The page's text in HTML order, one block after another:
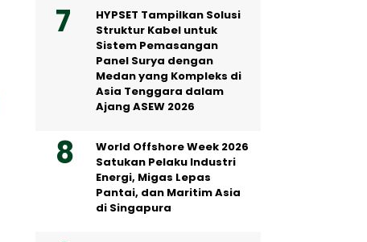
HYPSET Tampilkan Solusi
Struktur Kabel untuk
Sistem Pemasangan
Panel Surya dengan
Medan yang Kompleks di
Asia Tenggara dalam
Ajang ASEW 2026
World Offshore Week 2026
Satukan Pelaku Industri
Energi, Migas Lepas
Pantai, dan Maritim Asia
di Singapura